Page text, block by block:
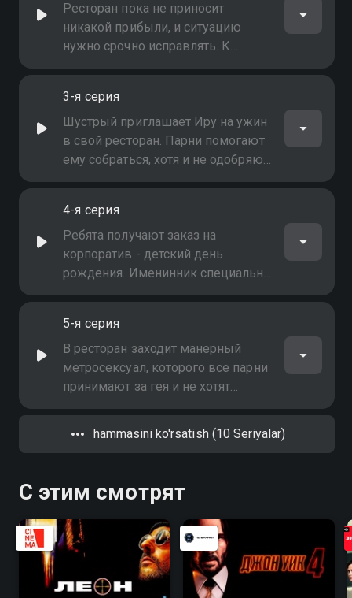
ресторан, где планируют вырыть
подземный тоннель
Ресторан пока не приносит
никакой прибыли, и ситуацию
нужно срочно исправлять. К
счастью, в ресторан приходит
хочет провести сходняк на 50
человек. Вот только платить по
счетам он не собирается…
3-я серия
Шустрый приглашает Иру на ужин
в свой ресторан. Парни помогают
ему собраться, хотя и не одобряют
шашни с полицейской. К их
приходит на свидание со своим
кавалером - начальником отдела
полиции Горошковым
4-я серия
Ребята получают заказ на
корпоратив - детский день
рождения. Именинник специально
выбрал их ресторан, так как он в
Парни берутся за подготовку
праздника
5-я серия
В ресторан заходит манерный
метросексуал, которого все парни
принимают за гея и не хотят
обслуживать, - ведь это не по
понятиям. Шустрый призывает их
к толерантности, а в ходе
с гостем
hammasini ko'rsatish (10 Seriyalar)
С этим смотрят